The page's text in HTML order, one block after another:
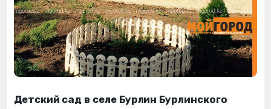
Детский сад в селе Бурлин Бурлинского